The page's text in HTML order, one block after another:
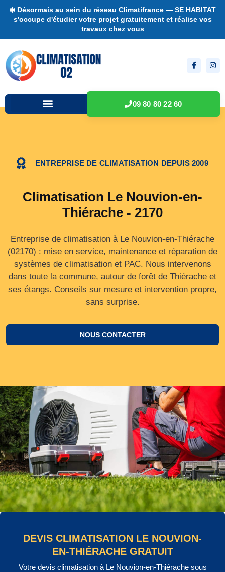
❄️ Désormais au sein du réseau Climatifrance— SE HABITAT
s'occupe d'étudier votre projet gratuitement et réalise vos
travaux chez vous
09 80 80 22 60
ENTREPRISE DE CLIMATISATION DEPUIS 2009
Climatisation Le Nouvion-en-
Thiérache - 2170
Entreprise de climatisation à Le Nouvion-en-Thiérache
(02170) : mise en service, maintenance et réparation de
systèmes de climatisation et PAC. Nous intervenons
dans toute la commune, autour de forêt de Thiérache et
ses étangs. Conseils sur mesure et intervention propre,
sans surprise.
NOUS CONTACTER
DEVIS CLIMATISATION LE NOUVION-
EN-THIÉRACHE GRATUIT
Votre devis climatisation à Le Nouvion-en-Thiérache sous